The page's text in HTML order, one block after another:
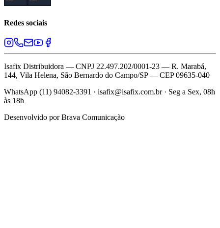
Redes sociais
Isafix Distribuidora — CNPJ 22.497.202/0001-23 — R. Marabá,
144, Vila Helena, São Bernardo do Campo/SP — CEP 09635-040
WhatsApp (11) 94082-3391 · isafix@isafix.com.br · Seg a Sex, 08h
às 18h
Desenvolvido porBrava Comunicação